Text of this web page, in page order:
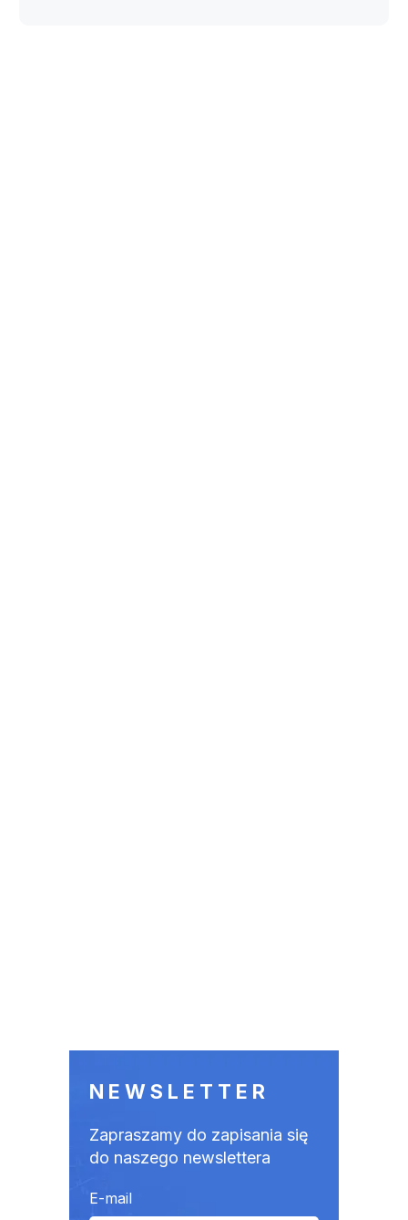
NEWSLETTER
Zapraszamy do zapisania się
do naszego newslettera
E-mail